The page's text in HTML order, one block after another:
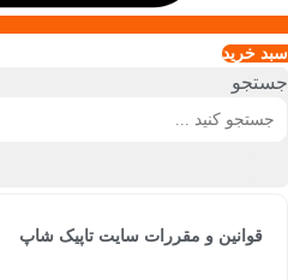
سبد خريد
جستجو
قوانین و مقررات سایت تاپیک شاپ